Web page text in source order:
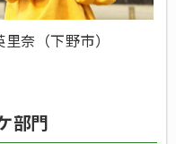
奈（下野市）
部門